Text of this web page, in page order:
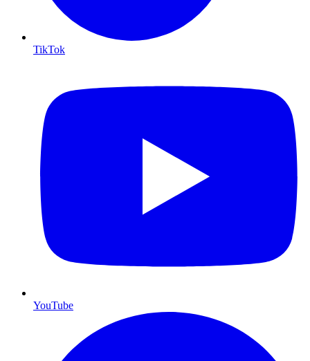
TikTok
YouTube